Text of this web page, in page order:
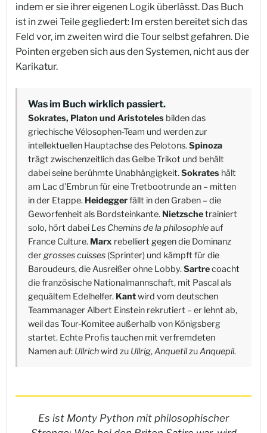
indem er sie ihrer eigenen Logik überlässt. Das Buch
ist in zwei Teile gegliedert: Im ersten bereitet sich das
Feld vor, im zweiten wird die Tour selbst gefahren. Die
Pointen ergeben sich aus den Systemen, nicht aus der
Karikatur.
Was im Buch wirklich passiert.
Sokrates, Platon und Aristoteles bilden das
griechische Vélosophen-Team und werden zur
intellektuellen Hauptachse des Pelotons.Spinoza
trägt zwischenzeitlich das Gelbe Trikot und behält
dabei seine berühmte Unabhängigkeit.Sokrates hält
am Lac d’Embrun für eine Tretbootrunde an – mitten
in der Etappe. Heideggerfällt in den Graben – die
Geworfenheit als Bordsteinkante. Nietzschetrainiert
solo, hört dabei Les Chemins de la philosophieauf
France Culture. Marx rebelliert gegen die Dominanz
der grosses cuisses (Sprinter) und kämpft für die
Baroudeurs, die Ausreißer ohne Lobby.Sartrecoacht
die französische Nationalmannschaft, mit Pascal als
gequältem Edelhelfer. Kantwird vom deutschen
Teammanager Albert Einstein rekrutiert – er lehnt ab,
weil das Tour-Komitee außerhalb von Königsberg
startet. Echte Profis tauchen mit verfremdeten
Namen auf: Ullrichwird zu Ullrig,AnquetilzuAnquepil.
Es ist Monty Python mit philosophischer